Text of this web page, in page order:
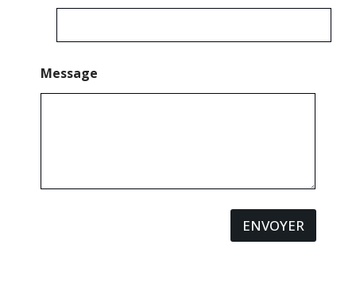
Message
ENVOYER